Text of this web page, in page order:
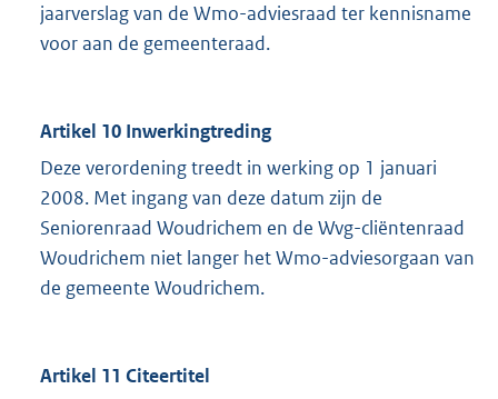
jaarverslag van de Wmo-adviesraad ter kennisname
voor aan de gemeenteraad.
Artikel 10 Inwerkingtreding
Deze verordening treedt in werking op 1 januari
2008. Met ingang van deze datum zijn de
Seniorenraad Woudrichem en de Wvg-cliëntenraad
Woudrichem niet langer het Wmo-adviesorgaan van
de gemeente Woudrichem.
Artikel 11 Citeertitel